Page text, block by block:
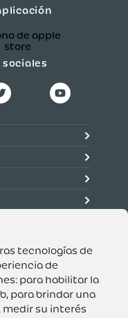
tecnologías de
de
para habilitar la
, para brindar una
medir su interés
- Nit 890.107.487 -
46-192 local 3-01
Correo: